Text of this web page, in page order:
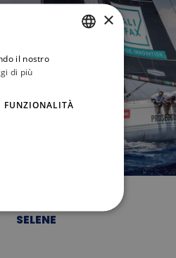
SELENE
×
il nostro
di più
FUNZIONALITÀ